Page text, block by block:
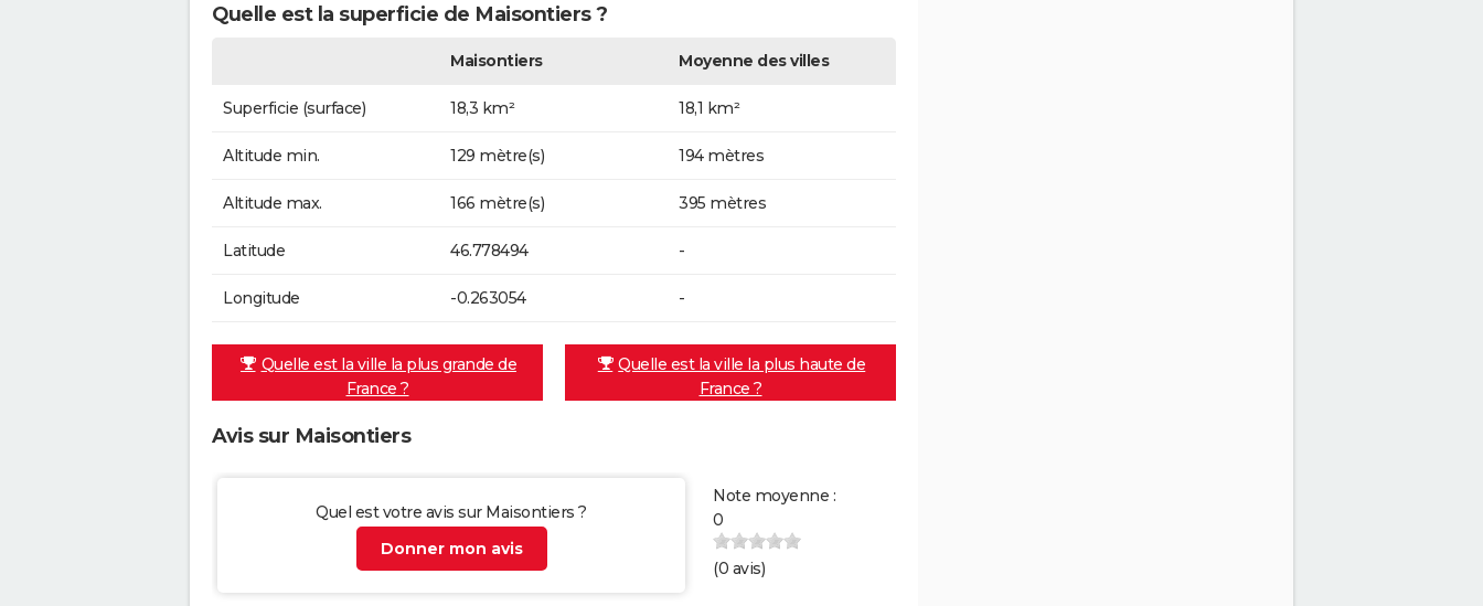
Quelle est la superficie de Maisontiers ?
Maisontiers Moyenne des villes
Superficie (surface) 18,3 km² 18,1 km²
Altitude min. 129 mètre(s) 194 mètres
Altitude max. 166 mètre(s) 395 mètres
Latitude 46.778494 -
Longitude -0.263054 -
Quelle est la ville la plus grande de
France ?
Quelle est la ville la plus haute de
France ?
Avis sur Maisontiers
Quel est votre avis sur Maisontiers ?
Donner mon avis
Note moyenne :
0
(0 avis)